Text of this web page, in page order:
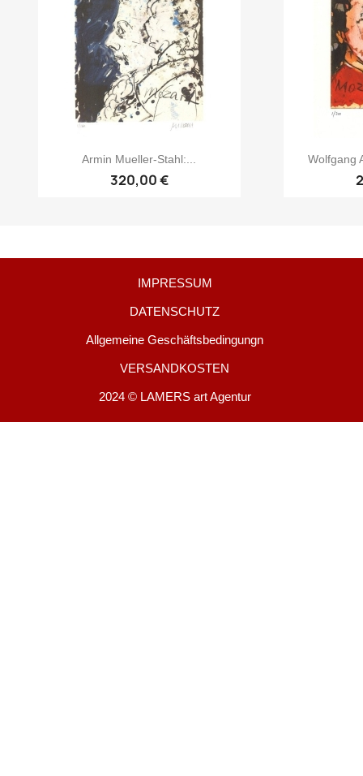
Armin Mueller-Stahl:...
320,00 €
Wolfgang
IMPRESSUM
DATENSCHUTZ
Allgemeine Geschäftsbedingungn
VERSANDKOSTEN
2024 © LAMERS art Agentur